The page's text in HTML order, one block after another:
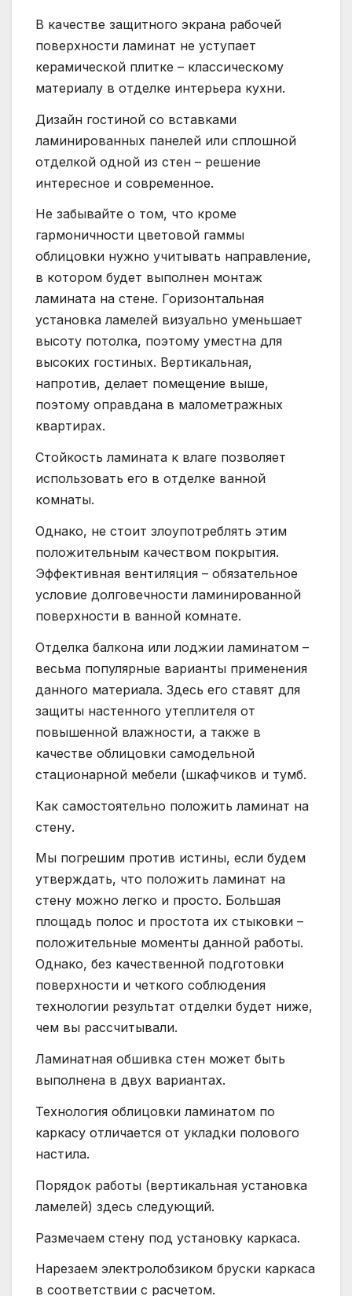
В качестве защитного экрана рабочей
поверхности ламинат не уступает
керамической плитке – классическому
материалу в отделке интерьера кухни.
Дизайн гостиной со вставками
ламинированных панелей или сплошной
отделкой одной из стен – решение
интересное и современное.
Не забывайте о том, что кроме
гармоничности цветовой гаммы
облицовки нужно учитывать направление,
в котором будет выполнен монтаж
ламината на стене. Горизонтальная
установка ламелей визуально уменьшает
высоту потолка, поэтому уместна для
высоких гостиных. Вертикальная,
напротив, делает помещение выше,
поэтому оправдана в малометражных
квартирах.
Стойкость ламината к влаге позволяет
использовать его в отделке ванной
комнаты.
Однако, не стоит злоупотреблять этим
положительным качеством покрытия.
Эффективная вентиляция – обязательное
условие долговечности ламинированной
поверхности в ванной комнате.
Отделка балкона или лоджии ламинатом –
весьма популярные варианты применения
данного материала. Здесь его ставят для
защиты настенного утеплителя от
повышенной влажности, а также в
качестве облицовки самодельной
стационарной мебели (шкафчиков и тумб.
Как самостоятельно положить ламинат на
стену.
Мы погрешим против истины, если будем
утверждать, что положить ламинат на
стену можно легко и просто. Большая
площадь полос и простота их стыковки –
положительные моменты данной работы.
Однако, без качественной подготовки
поверхности и четкого соблюдения
технологии результат отделки будет ниже,
чем вы рассчитывали.
Ламинатная обшивка стен может быть
выполнена в двух вариантах.
Технология облицовки ламинатом по
каркасу отличается от укладки полового
настила.
Порядок работы (вертикальная установка
ламелей) здесь следующий.
Размечаем стену под установку каркаса.
Нарезаем электролобзиком бруски каркаса
в соответствии с расчетом.